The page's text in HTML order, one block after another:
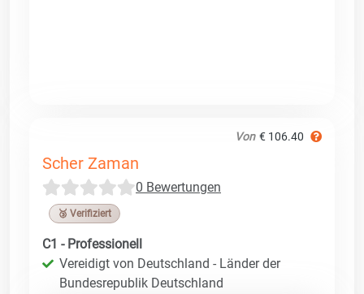
Von € 106.40
Scher Zaman
0 Bewertungen
🥉 Verifiziert
C1 - Professionell
Vereidigt von Deutschland - Länder der
Bundesrepublik Deutschland